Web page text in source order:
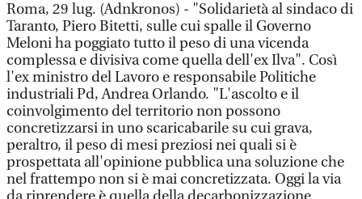
Roma, 29 lug. (Adnkronos) - "Solidarietà al sindaco di
Taranto, Piero Bitetti, sulle cui spalle il Governo
Meloni ha poggiato tutto il peso di una vicenda
complessa e divisiva come quella dell'ex Ilva". Così
l'ex ministro del Lavoro e responsabile Politiche
industriali Pd, Andrea Orlando. "L'ascolto e il
coinvolgimento del territorio non possono
concretizzarsi in uno scaricabarile su cui grava,
peraltro, il peso di mesi preziosi nei quali si è
prospettata all'opinione pubblica una soluzione che
nel frattempo non si è mai concretizzata. Oggi la via